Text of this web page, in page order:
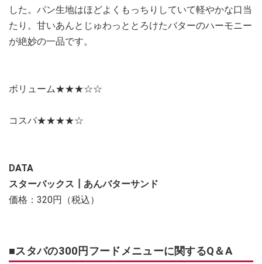
した。パン生地はほどよくもっちりしていて軽やかな口当
たり。甘いあんとじゅわっととろけたバターのハーモニー
が絶妙の一品です。
ボリューム★★★☆☆
コスパ★★★★☆
DATA
スターバックス┃あんバターサンド
価格：320円（税込）
■スタバの300円フードメニューに関するQ＆A